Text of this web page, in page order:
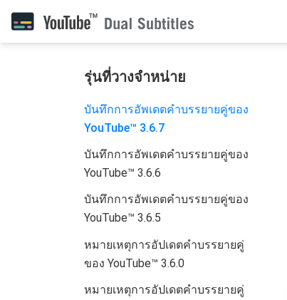
รุ่นที่วางจำหน่าย
บันทึกการอัพเดตคำบรรยายคู่ของ
YouTube™ 3.6.7
บันทึกการอัพเดตคำบรรยายคู่ของ
YouTube™ 3.6.6
บันทึกการอัพเดตคำบรรยายคู่ของ
YouTube™ 3.6.5
หมายเหตุการอัปเดตคำบรรยายคู่
ของ YouTube™ 3.6.0
หมายเหตุการอัปเดตคำบรรยายคู่